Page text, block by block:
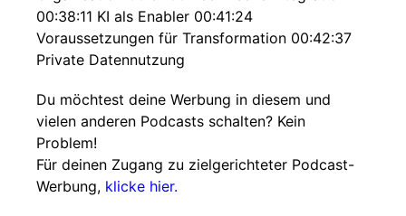
00:38:11 KI als Enabler 00:41:24
Voraussetzungen für Transformation 00:42:37
Private Datennutzung
Du möchtest deine Werbung in diesem und
vielen anderen Podcasts schalten? Kein
Problem!
Für deinen Zugang zu zielgerichteter Podcast-
Werbung, klicke hier.